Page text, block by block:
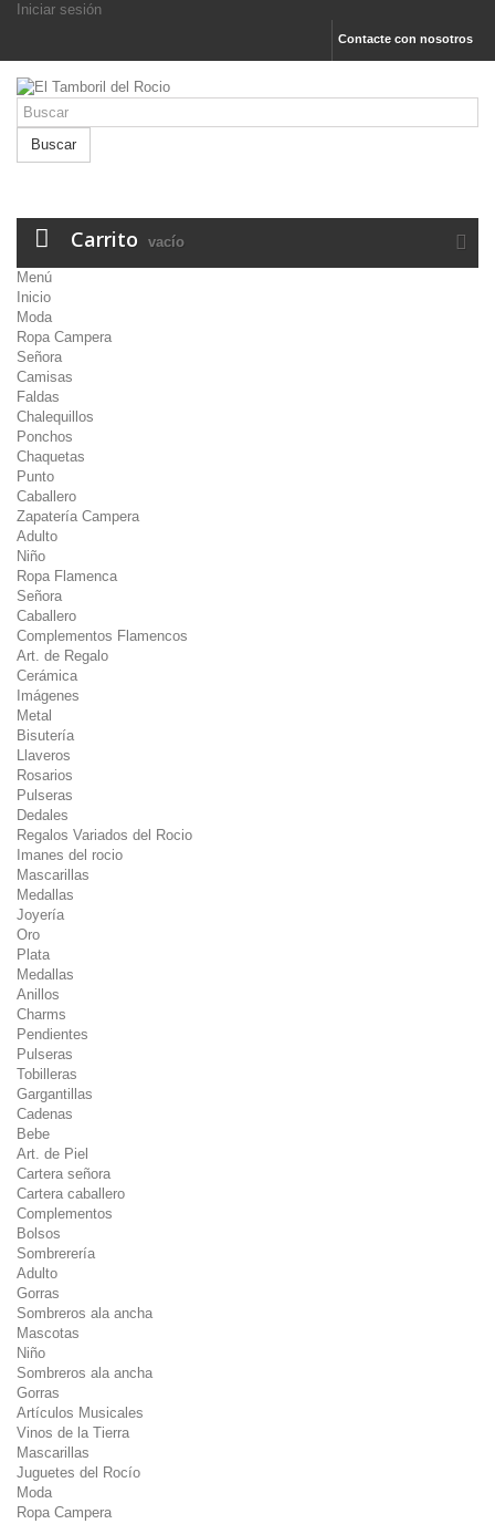
Iniciar sesión
Contacte con nosotros
Buscar
Carrito vacío
Menú
Inicio
Moda
Ropa Campera
Señora
Camisas
Faldas
Chalequillos
Ponchos
Chaquetas
Punto
Caballero
Zapatería Campera
Adulto
Niño
Ropa Flamenca
Señora
Caballero
Complementos Flamencos
Art. de Regalo
Cerámica
Imágenes
Metal
Bisutería
Llaveros
Rosarios
Pulseras
Dedales
Regalos Variados del Rocio
Imanes del rocio
Mascarillas
Medallas
Joyería
Oro
Plata
Medallas
Anillos
Charms
Pendientes
Pulseras
Tobilleras
Gargantillas
Cadenas
Bebe
Art. de Piel
Cartera señora
Cartera caballero
Complementos
Bolsos
Sombrerería
Adulto
Gorras
Sombreros ala ancha
Mascotas
Niño
Sombreros ala ancha
Gorras
Artículos Musicales
Vinos de la Tierra
Mascarillas
Juguetes del Rocío
Moda
Ropa Campera